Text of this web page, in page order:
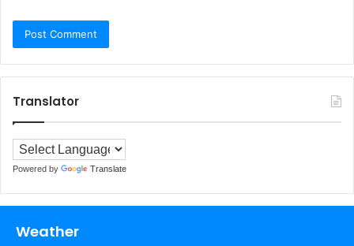
Translator
Powered by Translate
Weather